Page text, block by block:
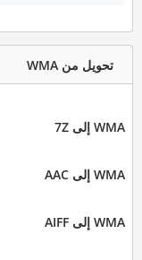
تحويل من WMA
WMA إلى 7Z
WMA إلى AAC
WMA إلى AIFF